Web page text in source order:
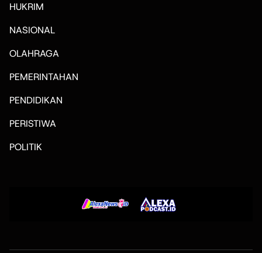
HUKRIM
NASIONAL
OLAHRAGA
PEMERINTAHAN
PENDIDIKAN
PERISTIWA
POLITIK